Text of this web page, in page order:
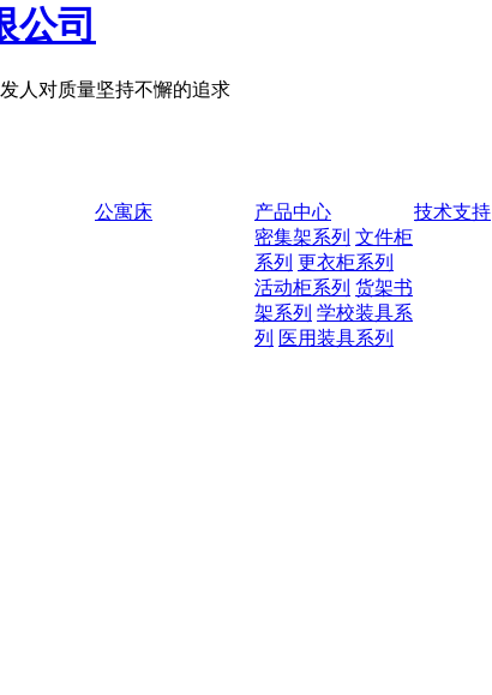
人对质量坚持不懈的追求
公寓床
产品中心
密集架系列 文件柜
系列 更衣柜系列
活动柜系列 货架书
架系列 学校装具系
列 医用装具系列
技术支持